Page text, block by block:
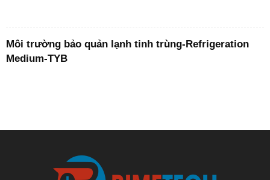
Môi trường bảo quản lạnh tinh trùng-Refrigeration
Medium-TYB